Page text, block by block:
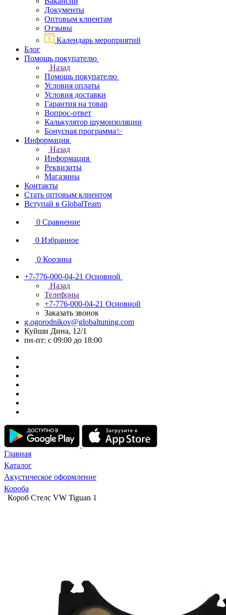
Документы
Оптовым клиентам
Отзывы
Календарь мероприятий
Блог
Помощь покупателю
Назад
Помощь покупателю
Условия оплаты
Условия доставки
Гарантия на товар
Вопрос-ответ
Калькулятор шумоизоляции
Бонусная программа✨
Информация
Назад
Информация
Реквизиты
Магазины
Контакты
Стать оптовым клиентом
Вступай в GlobalTeam
0 Сравнение
0 Избранное
0 Корзина
+7-776-000-04-21 Основной
Назад
Телефоны
+7-776-000-04-21 Основной
Заказать звонок
g.ogorodnikov@globaltuning.com
Куйши Дина, 12/1
пн-пт: с 09:00 до 18:00
Главная
Каталог
Акустическое оформление
Короба
Короб Стелс VW Tiguan 1